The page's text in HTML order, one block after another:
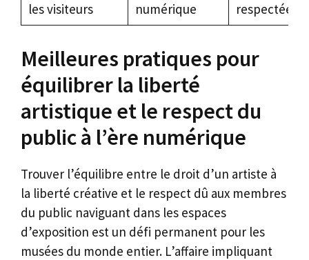
les visiteurs
numérique
respectées
Meilleures pratiques pour
équilibrer la liberté
artistique et le respect du
public à l’ère numérique
Trouver l’équilibre entre le droit d’un artiste à
la liberté créative et le respect dû aux membres
du public naviguant dans les espaces
d’exposition est un défi permanent pour les
musées du monde entier. L’affaire impliquant